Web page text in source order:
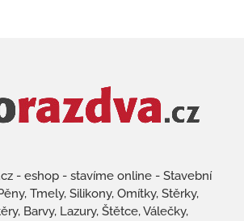
- eshop - stavíme online - Stavební
Tmely, Silikony, Omítky, Stěrky,
Barvy, Lazury, Štětce, Válečky,